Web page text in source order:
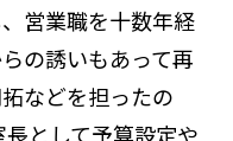
営業職を十数年経
の誘いもあって再
などを担ったの
として予算設定や